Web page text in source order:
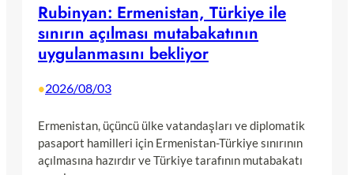
Rubinyan: Ermenistan, Türkiye ile
sınırın açılması mutabakatının
uygulanmasını bekliyor
•2026/08/03
Ermenistan, üçüncü ülke vatandaşları ve diplomatik
pasaport hamilleri için Ermenistan-Türkiye sınırının
açılmasına hazırdır ve Türkiye tarafının mutabakatı